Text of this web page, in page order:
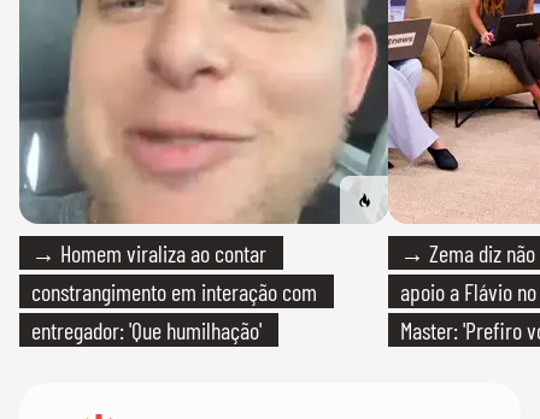
→ Homem viraliza ao contar
constrangimento em interação com
entregador: 'Que humilhação'
→ Zema diz
apoio a Flávio
Master: 'Prefiro